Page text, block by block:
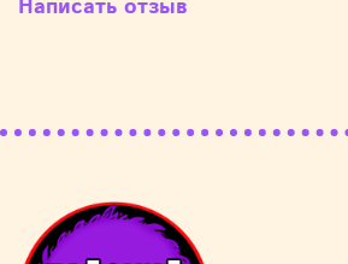
Написать отзыв